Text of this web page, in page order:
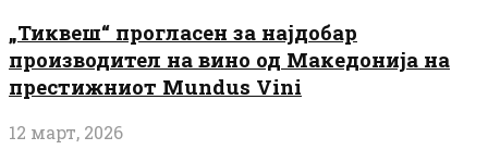
„Тиквеш“ прогласен за најдобар
производител на вино од Македонија на
престижниот Mundus Vini
12 март, 2026